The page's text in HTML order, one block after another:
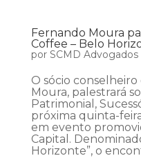
Fernando Moura
Coffee – Belo
por SCMD Advogados
O sócio
Moura, palestrará
Patrimonial,
próxima quinta-
em evento
Capital.
Horizonte”, o